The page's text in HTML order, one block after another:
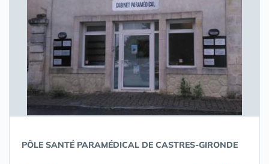
PÔLE SANTÉ PARAMÉDICAL DE CASTRES-GIRONDE